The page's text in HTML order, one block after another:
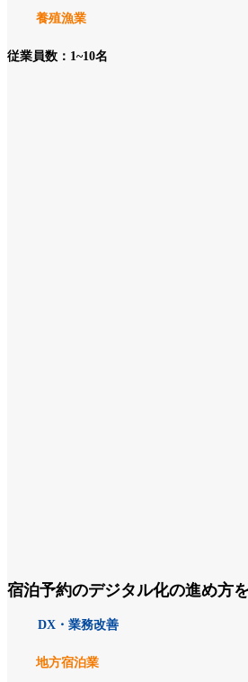
養殖漁業
従業員数：1~10名
宿泊予約のデジタル化の進め方
DX・業務改善
地方宿泊業